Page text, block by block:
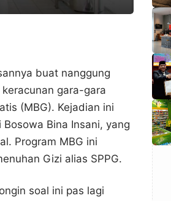
buat nanggung
gara-gara
(MBG). Kejadian ini
Bina Insani, yang
Program MBG ini
Gizi alias SPPG.
soal ini pas lagi